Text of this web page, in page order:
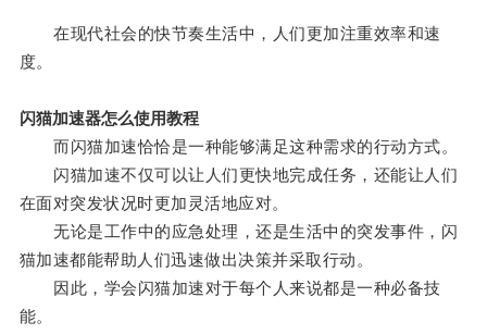
在现代社会的快节奏生活中，人们更加注重效率和速
度。
闪猫加速器怎么使用教程
而闪猫加速恰恰是一种能够满足这种需求的行动方式。
闪猫加速不仅可以让人们更快地完成任务，还能让人们
在面对突发状况时更加灵活地应对。
无论是工作中的应急处理，还是生活中的突发事件，闪
猫加速都能帮助人们迅速做出决策并采取行动。
因此，学会闪猫加速对于每个人来说都是一种必备技
能。